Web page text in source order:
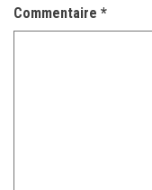
Commentaire *